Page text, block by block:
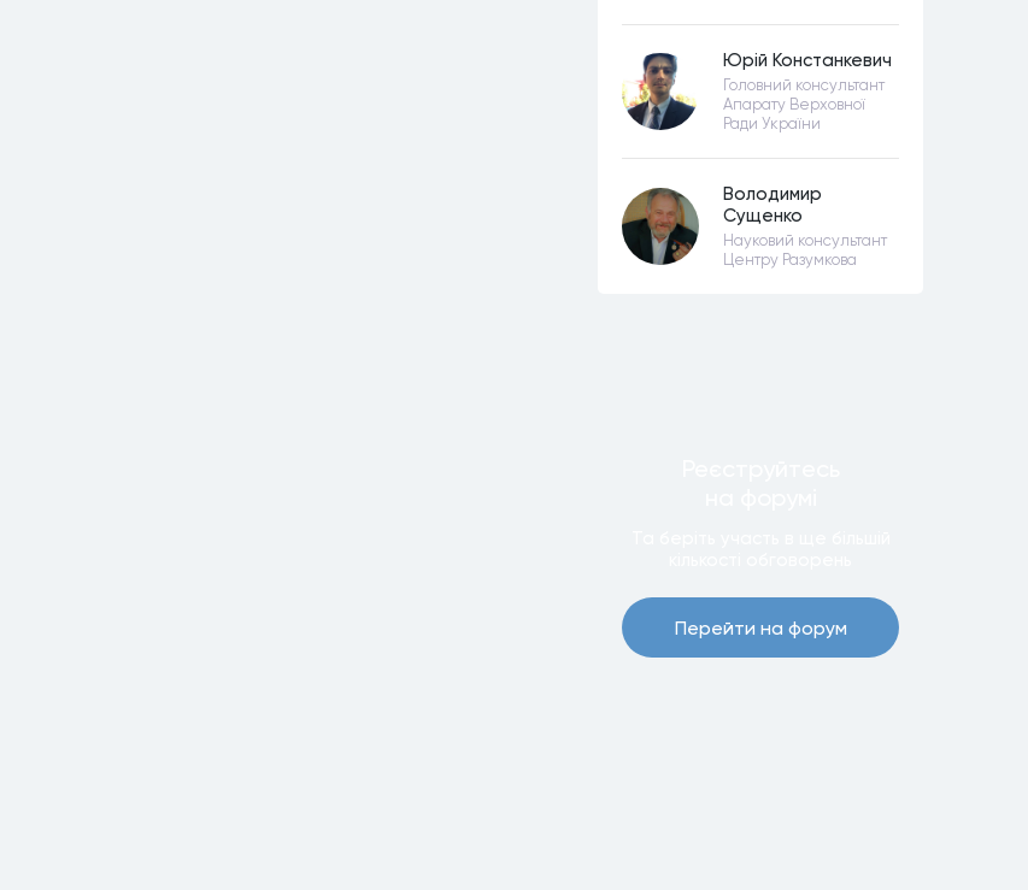
Юрій Констанкевич
Головний консультант
Апарату Верховної
Ради України
Володимир
Сущенко
Науковий консультант
Центру Разумкова
Перейти на форум